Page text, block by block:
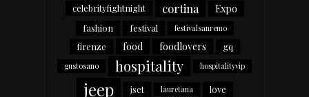
celebrityfightnight cortina Expo
fashion festival festivalsanremo
firenze food foodlovers gq
gustosano hospitality hospitalityvip
jeep jset lauretana love